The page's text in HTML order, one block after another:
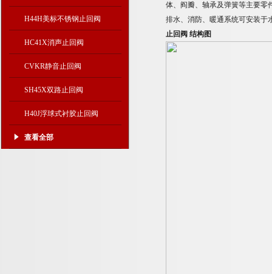
H44H美标不锈钢止回阀
HC41X消声止回阀
CVKR静音止回阀
SH45X双路止回阀
H40J浮球式衬胶止回阀
查看全部
体、阎瓣、轴承及弹簧等主要零
排水、消防、暖通系统可安装于
止回阀 结构图